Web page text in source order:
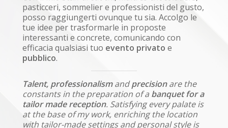
pasticceri, sommelier e professionisti del gusto,
posso raggiungerti ovunque tu sia. Accolgo le
tue idee per trasformarle in proposte
interessanti e concrete, comunicando con
efficacia qualsiasi tuo evento privato e
pubblico.
Talent, professionalismandprecisionare the
constants in the preparation of a banquet for a
tailor made reception. Satisfying every palate is
at the base of my work, enriching the location
with tailor-made settings and personal style is